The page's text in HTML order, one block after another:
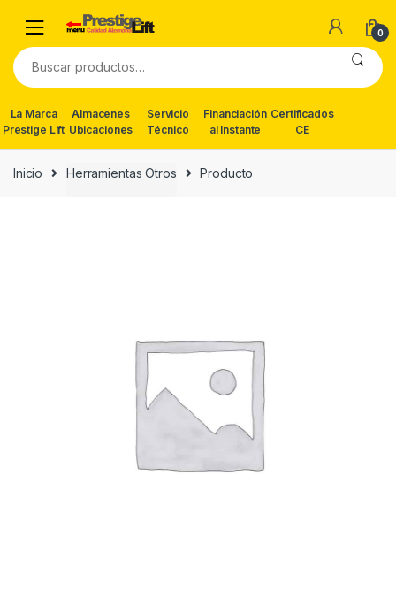
navigation
content
0
Buscar
por:
La Marca
Prestige Lift
Almacenes
Ubicaciones
Servicio
Técnico
Financiación
al Instante
Certificados
CE
Inicio Herramientas Otros Producto